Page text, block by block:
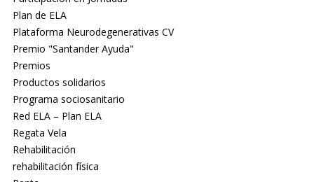
Plan de ELA
Plataforma Neurodegenerativas CV
Premio "Santander Ayuda"
Premios
Productos solidarios
Programa sociosanitario
Red ELA – Plan ELA
Regata Vela
Rehabilitación
rehabilitación física